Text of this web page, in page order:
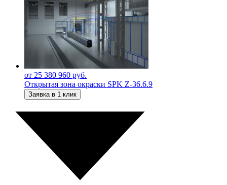
от 25 380 960 руб.
Открытая зона окраски SPK Z-36.6.9
Заявка в 1 клик